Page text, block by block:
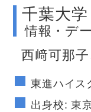
千葉大学
情報・デ
西﨑可那
東進ハイス
出身校: 東